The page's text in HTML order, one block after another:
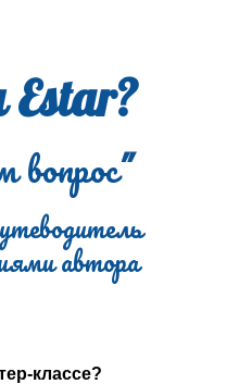
Estar?
"
автора
классе?